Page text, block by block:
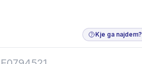
Kje ga najdem?